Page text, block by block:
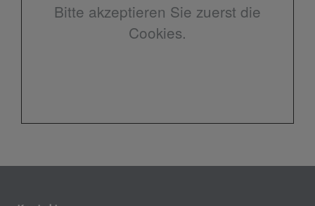
Bitte akzeptieren Sie zuerst die
Cookies.